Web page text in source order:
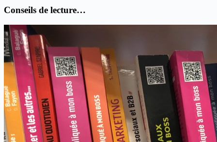
Conseils de lecture…